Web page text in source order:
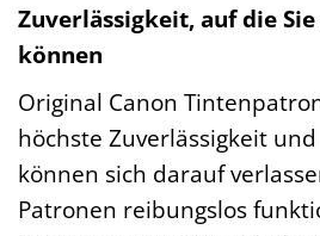
Zuverlässigkeit, auf die
können
Original Canon
höchste Zuverlässigkeit
können sich darauf
Patronen reibungslos